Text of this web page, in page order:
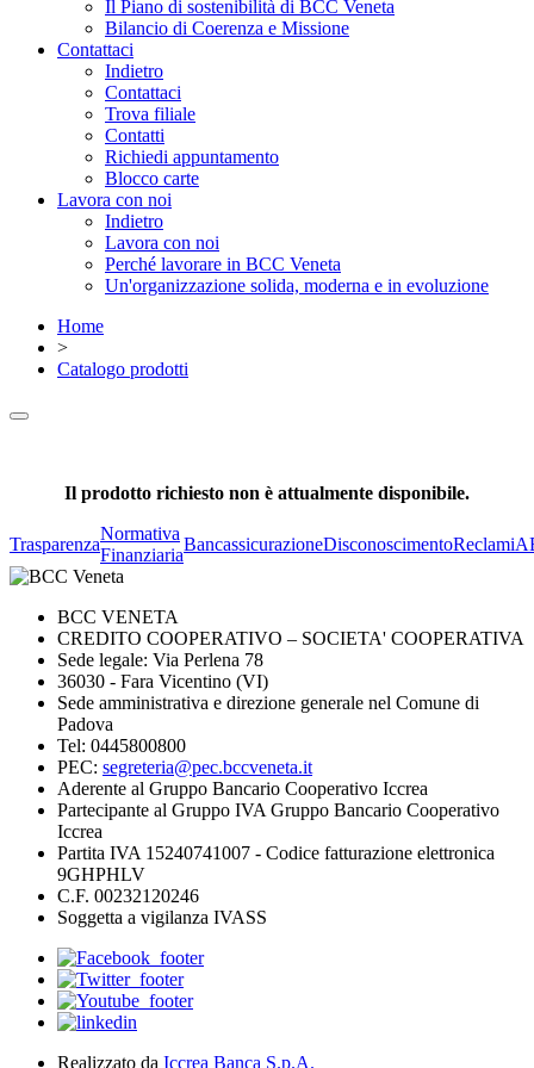
Il Piano di sostenibilità di BCC Veneta
Bilancio di Coerenza e Missione
Contattaci
Indietro
Contattaci
Trova filiale
Contatti
Richiedi appuntamento
Blocco carte
Lavora con noi
Indietro
Lavora con noi
Perché lavorare in BCC Veneta
Un'organizzazione solida, moderna e in evoluzione
Home
>
Catalogo prodotti
Il prodotto richiesto non è attualmente disponibile.
Trasparenza
Normativa
Finanziaria
BancassicurazioneDisconoscimentoReclami
BCC VENETA
CREDITO COOPERATIVO – SOCIETA' COOPERATIVA
Sede legale: Via Perlena 78
36030 - Fara Vicentino (VI)
Sede amministrativa e direzione generale nel Comune di
Padova
Tel: 0445800800
PEC: segreteria@pec.bccveneta.it
Aderente al Gruppo Bancario Cooperativo Iccrea
Partecipante al Gruppo IVA Gruppo Bancario Cooperativo
Iccrea
Partita IVA 15240741007 - Codice fatturazione elettronica
9GHPHLV
C.F. 00232120246
Soggetta a vigilanza IVASS
Realizzato da Iccrea Banca S.p.A.